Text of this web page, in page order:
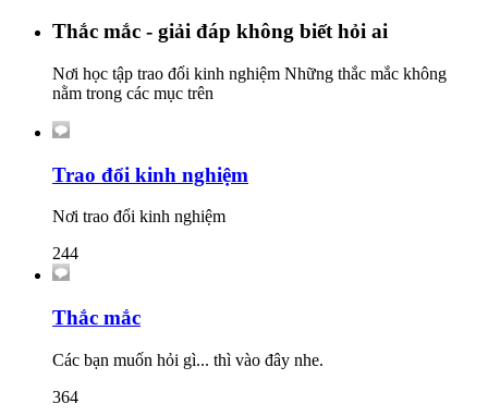
Thắc mắc - giải đáp không biết hỏi ai
Nơi học tập trao đổi kinh nghiệm Những thắc mắc không
nằm trong các mục trên
Trao đổi kinh nghiệm
Nơi trao đổi kinh nghiệm
244
Thắc mắc
Các bạn muốn hỏi gì... thì vào đây nhe.
364